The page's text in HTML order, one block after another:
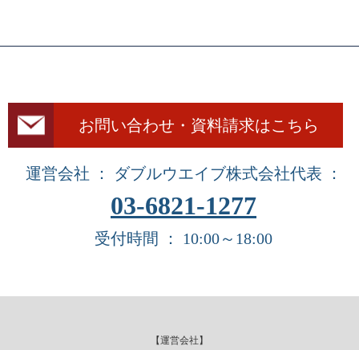
お問い合わせ・資料請求はこちら
運営会社 ： ダブルウエイブ株式会社代表 ：
03-6821-1277
受付時間 ： 10:00～18:00
【運営会社】